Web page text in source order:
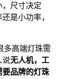
尺寸决定
是小功率，
多高端灯珠需
说无人机，工
要品牌的灯珠